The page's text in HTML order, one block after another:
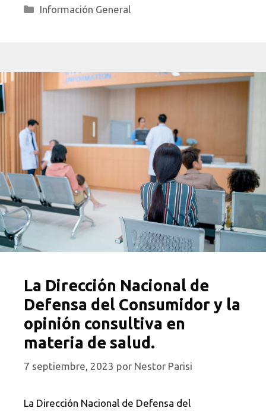
Categorías
Información General
La Dirección Nacional de
Defensa del Consumidor y la
opinión consultiva en
materia de salud.
7 septiembre, 2023 por Nestor Parisi
La Dirección Nacional de Defensa del